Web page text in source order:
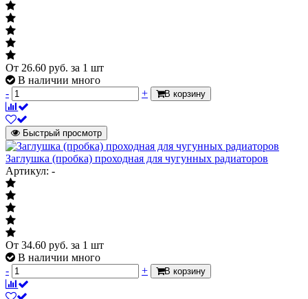
От 26.60 руб. за 1 шт
В наличии много
-
+ В корзину
Быстрый просмотр
Заглушка (пробка) проходная для чугунных радиаторов
Артикул: -
От 34.60 руб. за 1 шт
В наличии много
-
+ В корзину